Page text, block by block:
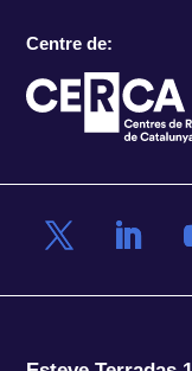
Centre de: